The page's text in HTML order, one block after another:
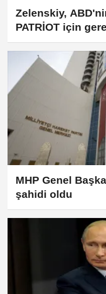
Zelenskiy,
PATRİOT için
edeceğini söyledi
MHP Genel
şahidi oldu